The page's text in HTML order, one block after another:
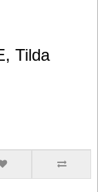
Tilda